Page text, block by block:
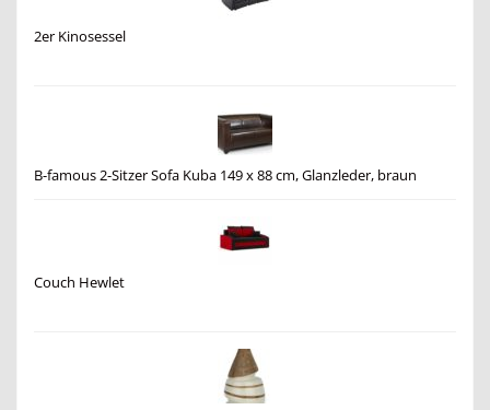
2er Kinosessel
B-famous 2-Sitzer Sofa Kuba 149 x 88 cm, Glanzleder, braun
Couch Hewlet